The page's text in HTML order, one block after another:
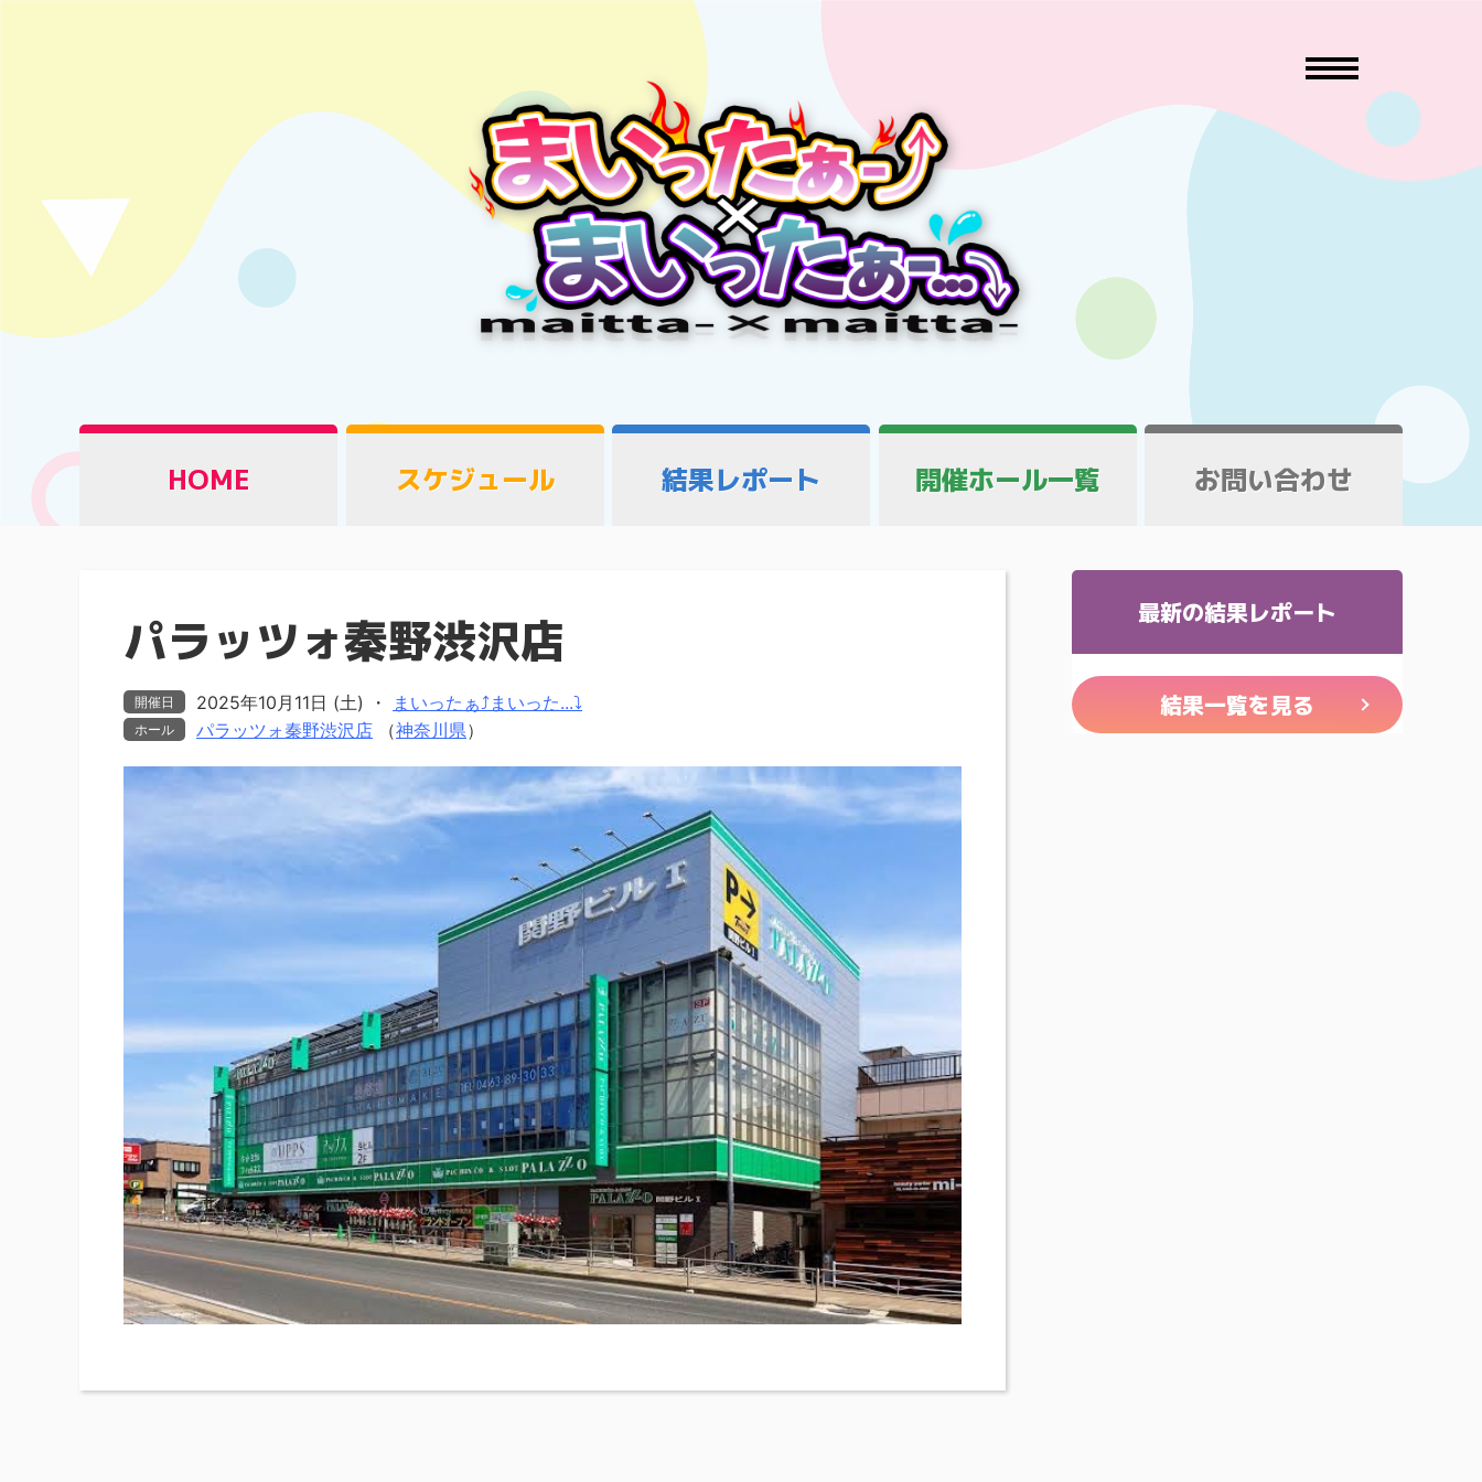
HOME スケジュール 結果レポート 開催ホール一覧 お問い合わせ
パラッツォ秦野渋沢店
開催日 2025年10月11日 (土) ・ まいったぁ⤴まいった...⤵
ホール パラッツォ秦野渋沢店 （神奈川県）
最新の結果レポート
結果一覧を見る